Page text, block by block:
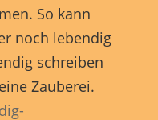
So kann
noch lebendig
schreiben
Zauberei.